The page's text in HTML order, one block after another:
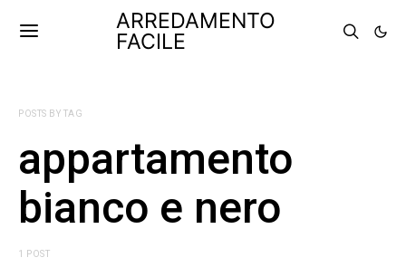
ARREDAMENTO
FACILE
POSTS BY TAG
appartamento
bianco e nero
1 POST